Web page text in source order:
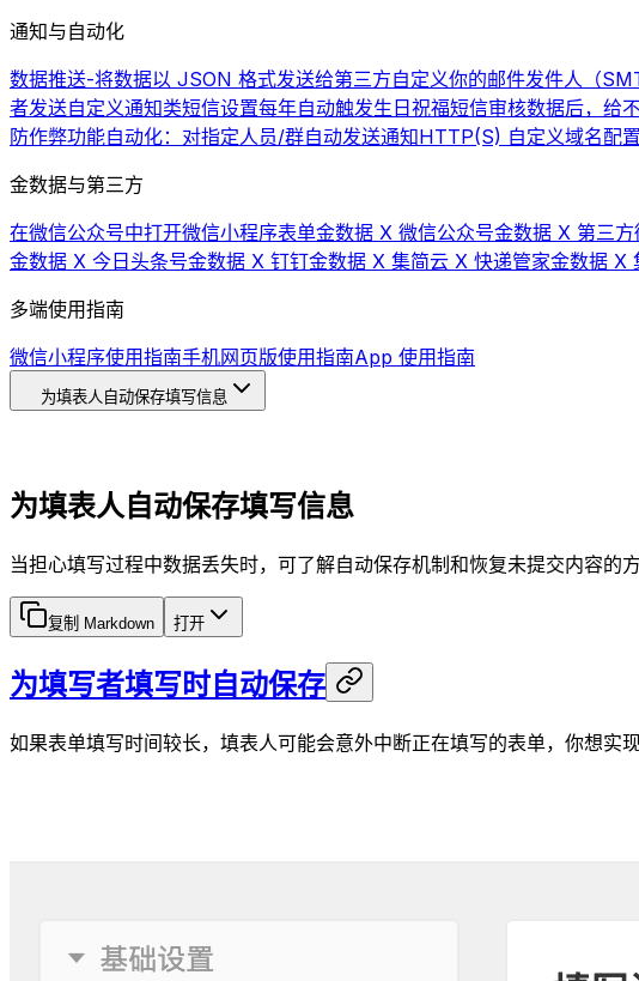
通知与自动化
数据推送-将数据以 JSON 格式发送给第三方自定义你的邮件发件人（
者发送自定义通知类短信设置每年自动触发生日祝福短信审核数据后，给
防作弊功能自动化：对指定人员/群自动发送通知HTTP(S) 自定义域名配
金数据与第三方
在微信公众号中打开微信小程序表单金数据 X 微信公众号金数据 X 第三
金数据 X 今日头条号金数据 X 钉钉金数据 X 集简云 X 快递管家金数据 X
多端使用指南
微信小程序使用指南手机网页版使用指南App 使用指南
为填表人自动保存填写信息
为填表人自动保存填写信息
当担心填写过程中数据丢失时，可了解自动保存机制和恢复未提交内容的方
复制 Markdown 打开
为填写者填写时自动保存
如果表单填写时间较长，填表人可能会意外中断正在填写的表单，你想